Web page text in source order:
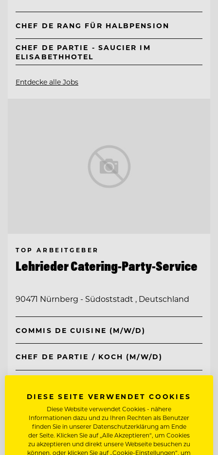
CHEF DE RANG FÜR HALBPENSION
CHEF DE PARTIE - SAUCIER IM
ELISABETHHOTEL
Entdecke alle Jobs
TOP ARBEITGEBER
Lehrieder Catering-Party-Service
90471 Nürnberg - Südoststadt , Deutschland
COMMIS DE CUISINE (M/W/D)
CHEF DE PARTIE / KOCH (M/W/D)
DIESE SEITE VERWENDET COOKIES
Diese Website verwendet Cookies - nähere
Informationen dazu und zu Ihren Rechten als Benutzer
finden Sie in unserer Datenschutzerklärung am Ende
der Seite. Klicken Sie auf „Alle Akzeptieren“, um Cookies
zu akzeptieren und direkt unsere Webseite besuchen zu
können, oder klicken Sie auf „Cookie-Einstellungen“, um